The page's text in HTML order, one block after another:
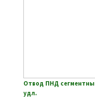
Отвод ПНД
удл.